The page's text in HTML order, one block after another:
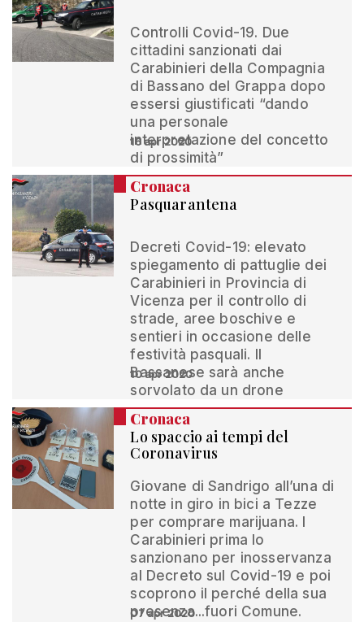
Controlli Covid-19. Due
cittadini sanzionati dai
Carabinieri della Compagnia
di Bassano del Grappa dopo
essersi giustificati “dando
una personale
interpretazione del concetto
di prossimità”
16 apr 2020
Cronaca
Pasquarantena
Decreti Covid-19: elevato
spiegamento di pattuglie dei
Carabinieri in Provincia di
Vicenza per il controllo di
strade, aree boschive e
sentieri in occasione delle
festività pasquali. Il
Bassanese sarà anche
sorvolato da un drone
10 apr 2020
Cronaca
Lo spaccio ai tempi del
Coronavirus
Giovane di Sandrigo all’una di
notte in giro in bici a Tezze
per comprare marijuana. I
Carabinieri prima lo
sanzionano per inosservanza
al Decreto sul Covid-19 e poi
scoprono il perché della sua
presenza...fuori Comune.
07 apr 2020